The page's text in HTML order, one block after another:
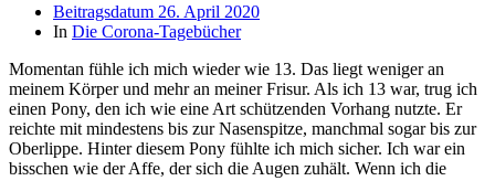
Beitragsdatum 26. April 2020
In Die Corona-Tagebücher
Momentan fühle ich mich wieder wie 13. Das liegt weniger an
meinem Körper und mehr an meiner Frisur. Als ich 13 war, trug ich
einen Pony, den ich wie eine Art schützenden Vorhang nutzte. Er
reichte mit mindestens bis zur Nasenspitze, manchmal sogar bis zur
Oberlippe. Hinter diesem Pony fühlte ich mich sicher. Ich war ein
bisschen wie der Affe, der sich die Augen zuhält. Wenn ich die